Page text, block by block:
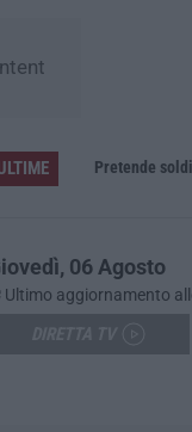
Giornata Enzo Tortora. La Camera penale di Cosenza: dopo l’astensionismo, una campagna di alfabetizzazione costituzionale Pretende soldi
06 Agosto
Ultimo aggiornamento